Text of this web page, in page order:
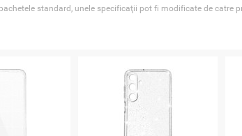
standard, unele specificaţii pot fi modificate de catre